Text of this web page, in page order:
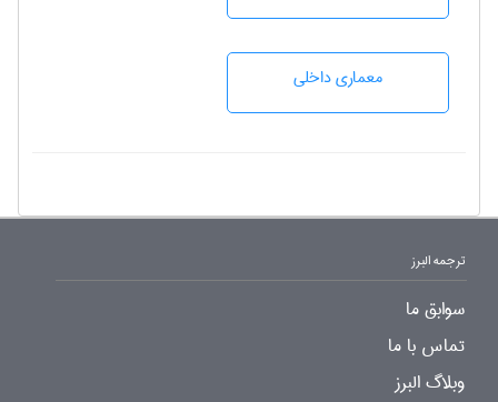
معماری داخلی
ترجمه البرز
سوابق ما
تماس با ما
وبلاگ البرز